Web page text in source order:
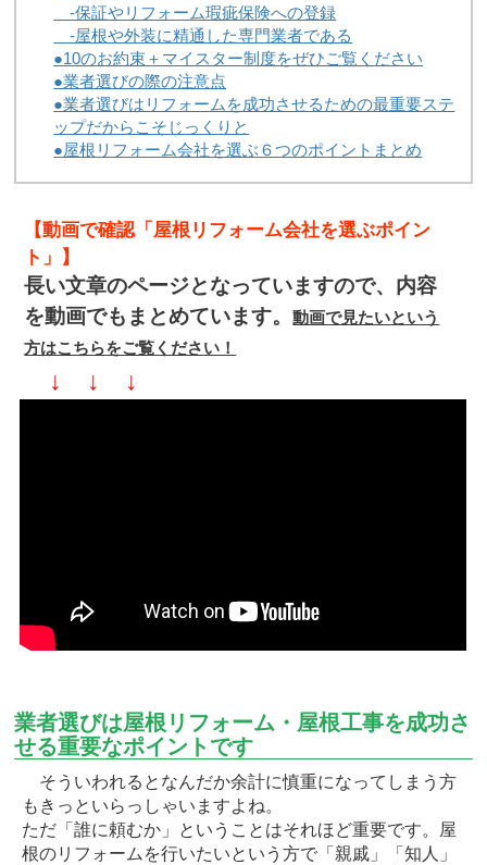
-保証やリフォーム瑕疵保険への登録
-屋根や外装に精通した専門業者である
●10のお約束＋マイスター制度をぜひご覧ください
●業者選びの際の注意点
●業者選びはリフォームを成功させるための最重要ステ
ップだからこそじっくりと
●屋根リフォーム会社を選ぶ６つのポイントまとめ
【動画で確認「屋根リフォーム会社を選ぶポイン
ト」】
長い文章のページとなっていますので、内容
を動画でもまとめています。動画で見たいという
方はこちらをご覧ください！
↓ ↓ ↓
業者選びは屋根リフォーム・屋根工事を成功さ
せる重要なポイントです
そういわれるとなんだか余計に慎重になってしまう方
もきっといらっしゃいますよね。
ただ「誰に頼むか」ということはそれほど重要です。屋
根のリフォームを行いたいという方で「親戚」「知人」